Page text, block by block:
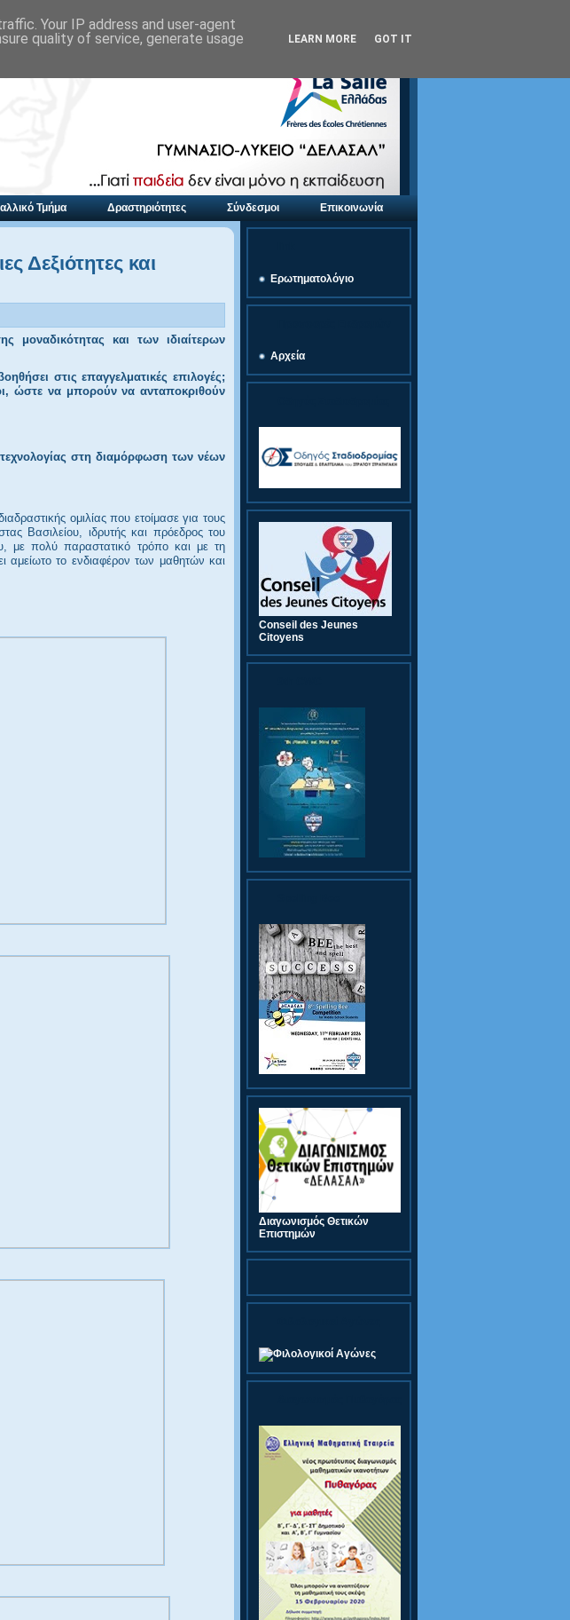
Τμήμα Δραστηριότητες Σύνδεσμοι Επικοινωνία
Δεξιότητες και
μοναδικότητας και των ιδιαίτερων
στις επαγγελματικές επιλογές;
ώστε να μπορούν να ανταποκριθούν
στη διαμόρφωση των νέων
ομιλίας που ετοίμασε για τους
Βασιλείου, ιδρυτής και πρόεδρος του
με πολύ παραστατικό τρόπο και με τη
αμείωτο το ενδιαφέρον των μαθητών και
Ερωτηματολόγιο
Αρχεία
Conseil des Jeunes
Citoyens
Διαγωνισμός Θετικών
Επιστημών
Your IP address and user-agent
quality of service, generate usage
LEARN MORE GOT IT